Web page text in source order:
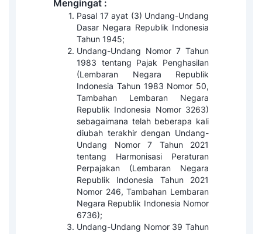
Mengingat :
Pasal 17 ayat (3) Undang-Undang
Dasar Negara Republik Indonesia
Tahun 1945;
Undang-Undang Nomor 7 Tahun
1983 tentang Pajak Penghasilan
(Lembaran Negara Republik
Indonesia Tahun 1983 Nomor 50,
Tambahan Lembaran Negara
Republik Indonesia Nomor 3263)
sebagaimana telah beberapa kali
diubah terakhir dengan Undang-
Undang Nomor 7 Tahun 2021
tentang Harmonisasi Peraturan
Perpajakan (Lembaran Negara
Republik Indonesia Tahun 2021
Nomor 246, Tambahan Lembaran
Negara Republik Indonesia Nomor
6736);
Undang-Undang Nomor 39 Tahun